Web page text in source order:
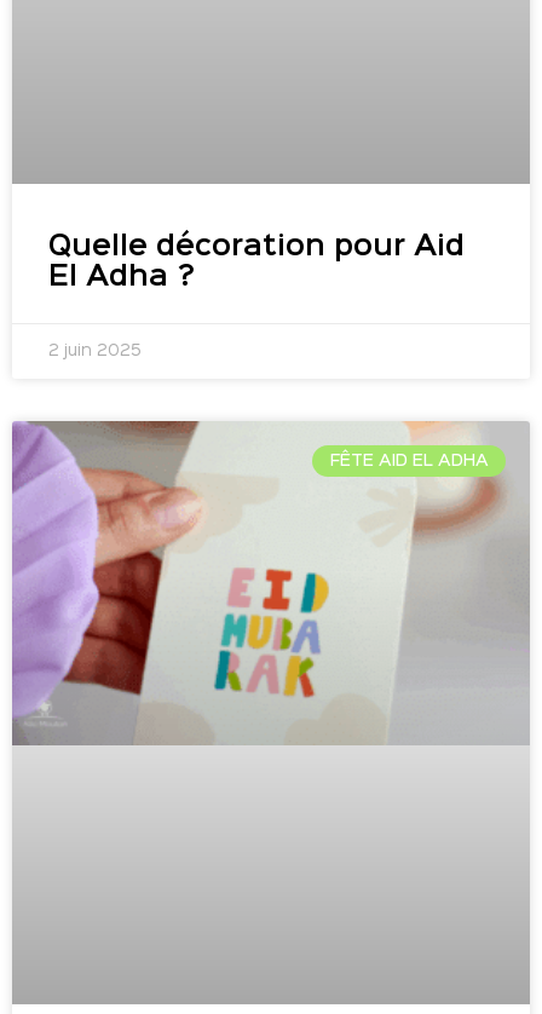
Quelle décoration pour Aid
El Adha ?
2 juin 2025
FÊTE AID EL ADHA